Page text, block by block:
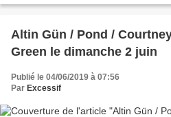
Altin Gün / Pond /
Green le dimanche 2 juin
Publié le 04/06/2019 à 07:56
Par Excessif